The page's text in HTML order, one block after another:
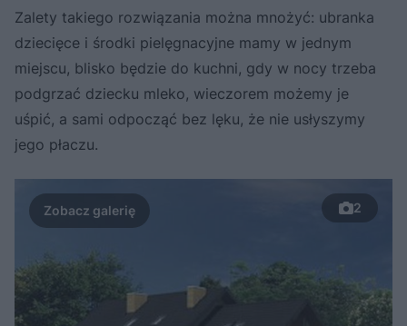
Zalety takiego rozwiązania można mnożyć: ubranka
dziecięce i środki pielęgnacyjne mamy w jednym
miejscu, blisko będzie do kuchni, gdy w nocy trzeba
podgrzać dziecku mleko, wieczorem możemy je
uśpić, a sami odpocząć bez lęku, że nie usłyszymy
jego płaczu.
2